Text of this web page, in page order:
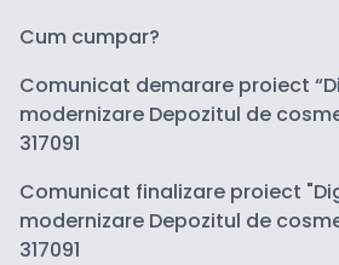
Cum cumpar?
Comunicat demarare proiect
modernizare Depozitul de
317091
Comunicat finalizare proiect
modernizare Depozitul de
317091